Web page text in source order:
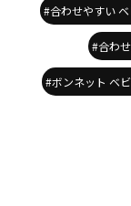
#合わせやすい
#合わ
#ボンネット ベ